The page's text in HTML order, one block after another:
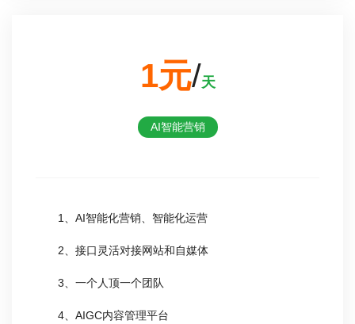
1元/天
AI智能营销
1、AI智能化营销、智能化运营
2、接口灵活对接网站和自媒体
3、一个人顶一个团队
4、AIGC内容管理平台